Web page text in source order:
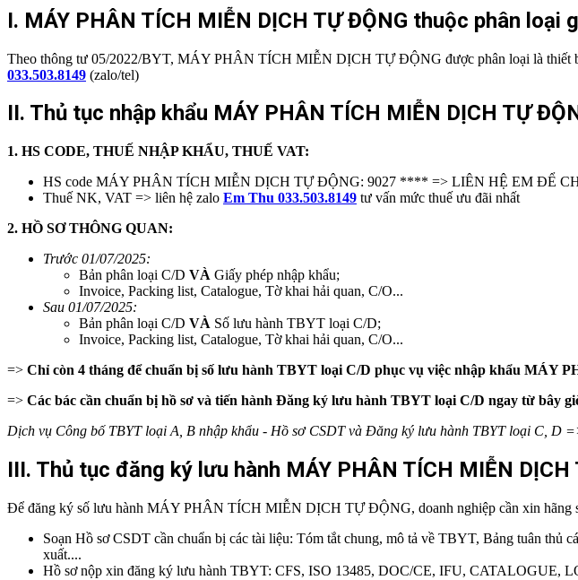
I. MÁY PHÂN TÍCH MIỄN DỊCH TỰ ĐỘNG thuộc phân loại
Theo thông tư 05/2022/BYT, MÁY PHÂN TÍCH MIỄN DỊCH TỰ ĐỘNG được phân loại là thiết
033.503.8149 (zalo/tel)
II. Thủ tục nhập khẩu MÁY PHÂN TÍCH MIỄN DỊCH TỰ
1. HS CODE, THUẾ NHẬP KHẨU, THUẾ VAT:
HS code MÁY PHÂN TÍCH MIỄN DỊCH TỰ ĐỘNG: 9027 **** => LIÊN HỆ EM ĐỂ
Thuế NK, VAT => liên hệ zalo Em Thu 033.503.8149 tư vấn mức thuế ưu đãi nhất
2. HỒ SƠ THÔNG QUAN:
Trước 01/07/2025:
Bản phân loại C/D VÀ Giấy phép nhập khẩu;
Invoice, Packing list, Catalogue, Tờ khai hải quan, C/O...
Sau 01/07/2025:
Bản phân loại C/D VÀ Số lưu hành TBYT loại C/D;
Invoice, Packing list, Catalogue, Tờ khai hải quan, C/O...
=> Chỉ còn 4 tháng để chuẩn bị số lưu hành TBYT loại C/D phục vụ việc nhập khẩu MÁY
=> Các bác cần chuẩn bị hồ sơ và tiến hành Đăng ký lưu hành TBYT loại C/D ngay từ bây
Dịch vụ Công bố TBYT loại A, B nhập khẩu - Hồ sơ CSDT và Đăng ký lưu hành TBYT loại C, D
III. Thủ tục đăng ký lưu hành MÁY PHÂN TÍCH MIỄN DỊCH
Để đăng ký số lưu hành MÁY PHÂN TÍCH MIỄN DỊCH TỰ ĐỘNG, doanh nghiệp cần xin hãng
Soạn Hồ sơ CSDT cần chuẩn bị các tài liệu: Tóm tắt chung, mô tả về TBYT, Bảng tuân thủ
xuất....
Hồ sơ nộp xin đăng ký lưu hành TBYT: CFS, ISO 13485, DOC/CE, IFU, CATALOGUE,